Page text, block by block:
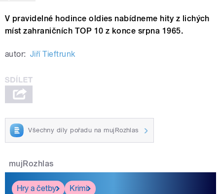
V pravidelné hodince oldies nabídneme hity z lichých
míst zahraničních TOP 10 z konce srpna 1965.
autor: Jiří Tieftrunk
Všechny díly pořadu na mujRozhlas
mujRozhlas
Hry a četby
Krimi